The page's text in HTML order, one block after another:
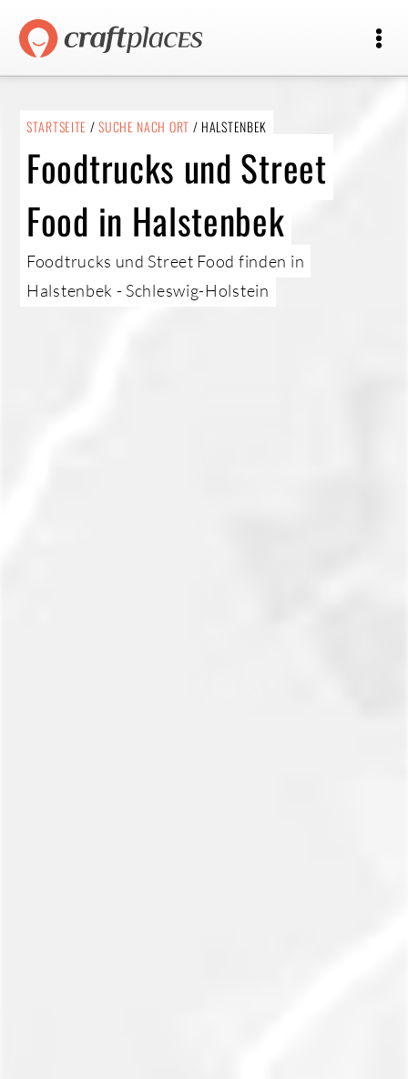
STARTSEITE /SUCHE NACH ORT / HALSTENBEK
Foodtrucks und Street
Food in Halstenbek
Foodtrucks und Street Food finden in
Halstenbek - Schleswig-Holstein